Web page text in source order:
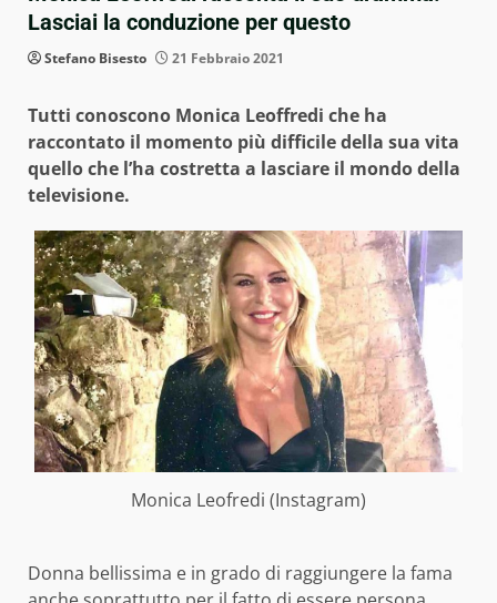
Lasciai la conduzione per questo
Stefano Bisesto 21 Febbraio 2021
Tutti conoscono Monica Leoffredi che ha
raccontato il momento più difficile della sua vita
quello che l’ha costretta a lasciare il mondo della
televisione.
Monica Leofredi (Instagram)
Donna bellissima e in grado di raggiungere la fama